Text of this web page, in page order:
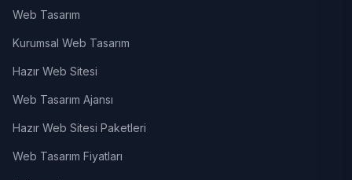
Web Tasarım
Kurumsal Web Tasarım
Hazır Web Sitesi
Web Tasarım Ajansı
Hazır Web Sitesi Paketleri
Web Tasarım Fiyatları